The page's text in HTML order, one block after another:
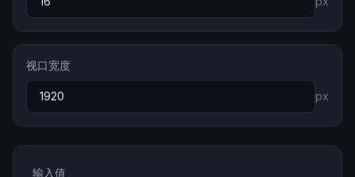
视口宽度
px
输入值